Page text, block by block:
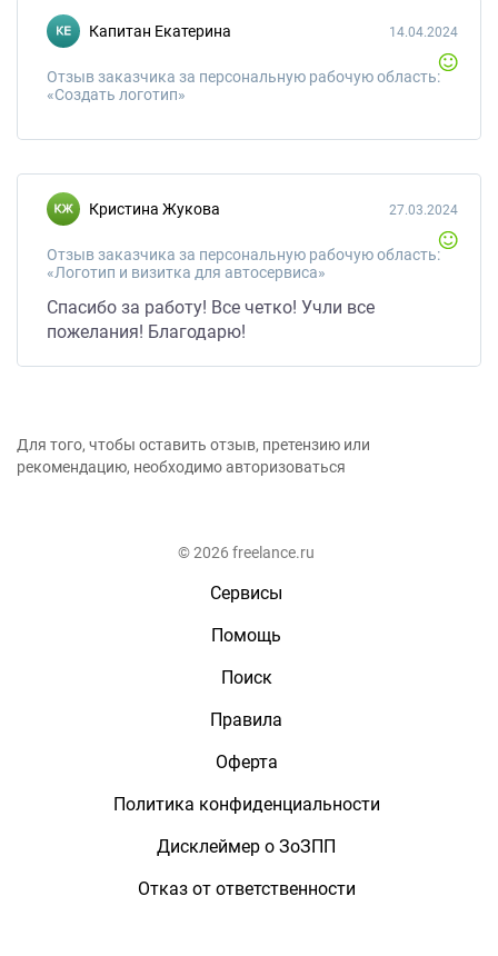
Капитан Екатерина
Отзыв заказчика за персональную рабочую область:
«Создать логотип»
14.04.2024
Кристина Жукова
Отзыв заказчика за персональную рабочую область:
«Логотип и визитка для автосервиса»
27.03.2024
Спасибо за работу! Все четко! Учли все
пожелания! Благодарю!
Для того, чтобы оставить отзыв, претензию или
рекомендацию, необходимо авторизоваться
© 2026 freelance.ru
Сервисы
Помощь
Поиск
Правила
Оферта
Политика конфиденциальности
Дисклеймер о ЗоЗПП
Отказ от ответственности